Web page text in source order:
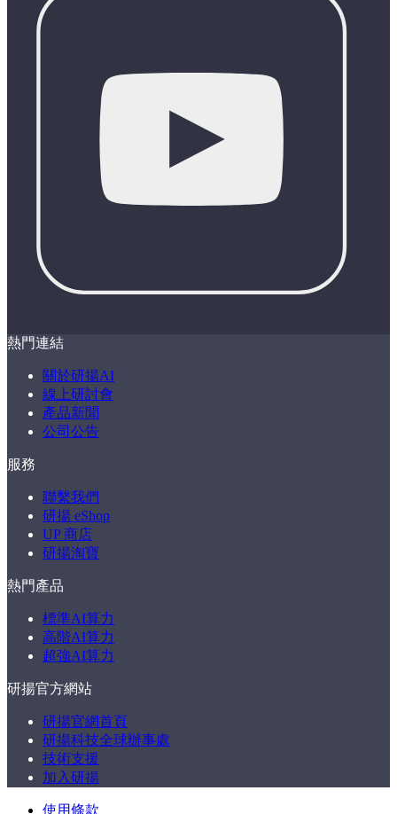
熱門連結
關於研揚AI
線上研討會
產品新聞
公司公告
服務
聯繫我們
研揚 eShop
UP 商店
研揚淘寶
熱門產品
標準AI算力
高階AI算力
超強AI算力
研揚官方網站
研揚官網首頁
研揚科技全球辦事處
技術支援
加入研揚
使用條款